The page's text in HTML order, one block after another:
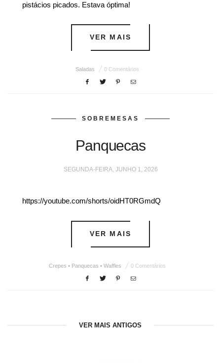
pistácios picados. Estava óptima!
VER MAIS
Saladas 0 Comentários
SOBREMESAS
Panquecas
SEGUNDA-FEIRA, JUNHO 1, 2026
https://youtube.com/shorts/oidHT0RGmdQ
VER MAIS
Crepes • Panquecas • Waffles 0 Comentários
VER MAIS ANTIGOS